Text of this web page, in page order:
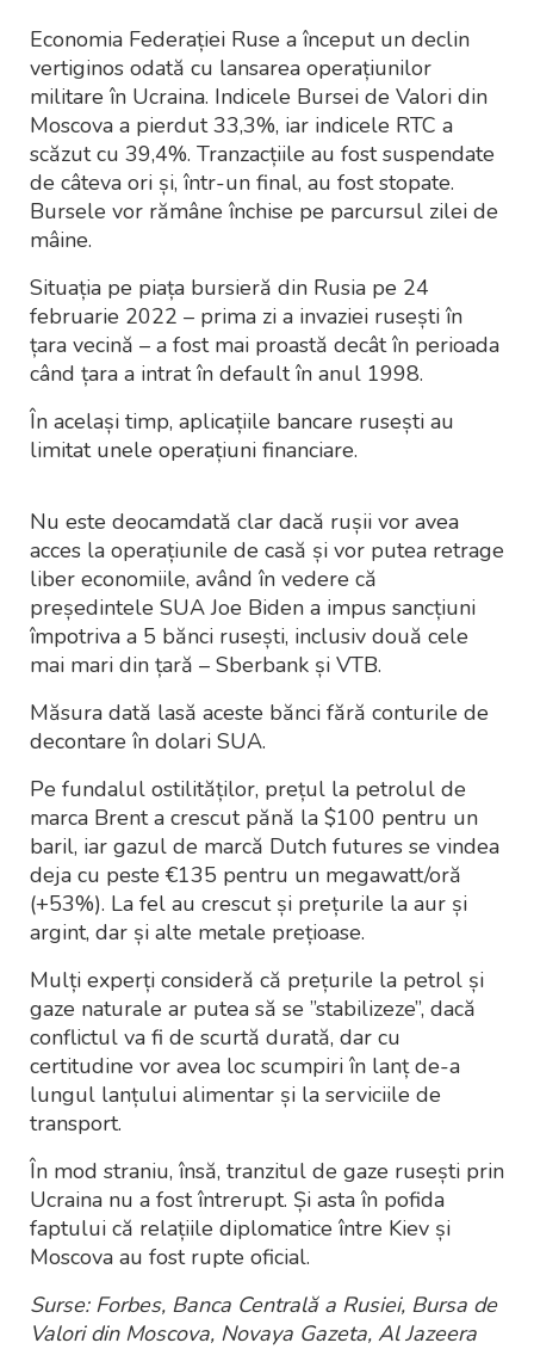
Economia Federației Ruse a început un declin
vertiginos odată cu lansarea operațiunilor
militare în Ucraina. Indicele Bursei de Valori din
Moscova a pierdut 33,3%, iar indicele RTC a
scăzut cu 39,4%. Tranzacțiile au fost suspendate
de câteva ori și, într-un final, au fost stopate.
Bursele vor rămâne închise pe parcursul zilei de
mâine.
Situația pe piața bursieră din Rusia pe 24
februarie 2022 – prima zi a invaziei rusești în
țara vecină – a fost mai proastă decât în perioada
când țara a intrat în default în anul 1998.
În același timp, aplicațiile bancare rusești au
limitat unele operațiuni financiare.
Nu este deocamdată clar dacă rușii vor avea
acces la operațiunile de casă și vor putea retrage
liber economiile, având în vedere că
președintele SUA Joe Biden a impus sancțiuni
împotriva a 5 bănci rusești, inclusiv două cele
mai mari din țară – Sberbank și VTB.
Măsura dată lasă aceste bănci fără conturile de
decontare în dolari SUA.
Pe fundalul ostilităților, prețul la petrolul de
marca Brent a crescut pănă la $100 pentru un
baril, iar gazul de marcă Dutch futures se vindea
deja cu peste €135 pentru un megawatt/oră
(+53%). La fel au crescut și prețurile la aur și
argint, dar și alte metale prețioase.
Mulți experți consideră că prețurile la petrol și
gaze naturale ar putea să se ”stabilizeze”, dacă
conflictul va fi de scurtă durată, dar cu
certitudine vor avea loc scumpiri în lanț de-a
lungul lanțului alimentar și la serviciile de
transport.
În mod straniu, însă, tranzitul de gaze rusești prin
Ucraina nu a fost întrerupt. Și asta în pofida
faptului că relațiile diplomatice între Kiev și
Moscova au fost rupte oficial.
Surse: Forbes, Banca Centrală a Rusiei, Bursa de
Valori din Moscova, Novaya Gazeta, Al Jazeera